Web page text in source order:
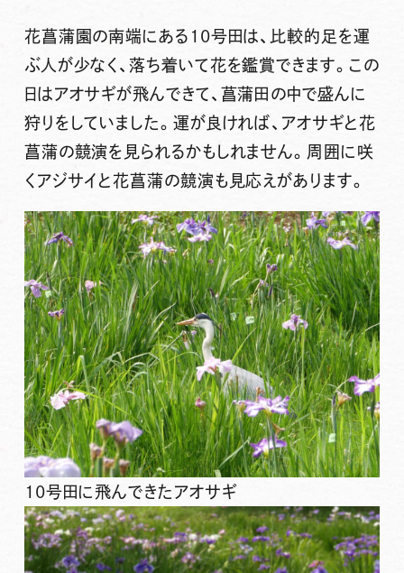
花菖蒲園の南端にある10号田は、比較的足を運
ぶ人が少なく、落ち着いて花を鑑賞できます。この
日はアオサギが飛んできて、菖蒲田の中で盛んに
狩りをしていました。運が良ければ、アオサギと花
菖蒲の競演を見られるかもしれません。周囲に咲
くアジサイと花菖蒲の競演も見応えがあります。
10号田に飛んできたアオサギ